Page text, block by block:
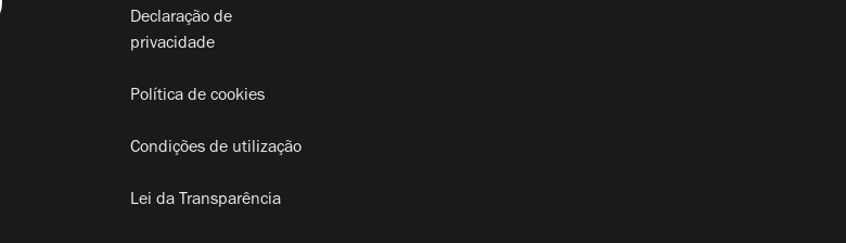
Declaração de
privacidade
Política de cookies
Condições de utilização
Lei da Transparência